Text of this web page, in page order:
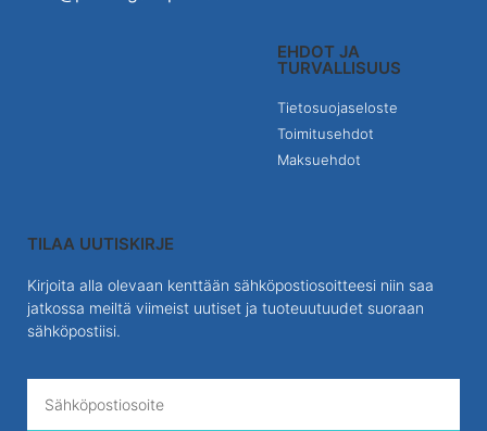
EHDOT JA
TURVALLISUUS
Tietosuojaseloste
Toimitusehdot
Maksuehdot
TILAA UUTISKIRJE
Kirjoita alla olevaan kenttään sähköpostiosoitteesi niin saa
jatkossa meiltä viimeist uutiset ja tuoteuutuudet suoraan
sähköpostiisi.